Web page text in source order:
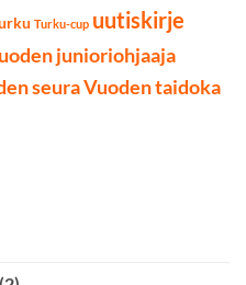
Turku-cup uutiskirje
junioriohjaaja
seuraVuoden taidoka